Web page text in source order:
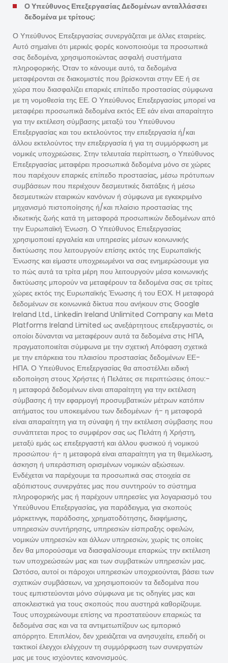
Ο Υπεύθυνος Επεξεργασίας Δεδομένων ανταλλάσσει
δεδομένα με τρίτους;
Ο Υπεύθυνος Επεξεργασίας συνεργάζεται με άλλες εταιρείες.
Αυτό σημαίνει ότι μερικές φορές κοινοποιούμε τα προσωπικά
σας δεδομένα, χρησιμοποιώντας ασφαλή συστήματα
πληροφορικής. Όταν το κάνουμε αυτό, τα δεδομένα
μεταφέρονται σε διακομιστές που βρίσκονται στην ΕΕ ή σε
χώρα που διασφαλίζει επαρκές επίπεδο προστασίας σύμφωνα
με τη νομοθεσία της ΕΕ. Ο Υπεύθυνος Επεξεργασίας μπορεί να
μεταφέρει προσωπικά δεδομένα εκτός ΕΕ εάν είναι απαραίτητο
για την εκτέλεση σύμβασης μεταξύ του Υπεύθυνου
Επεξεργασίας και του εκτελούντος την επεξεργασία ή/και
άλλου εκτελούντος την επεξεργασία ή για τη συμμόρφωση με
νομικές υποχρεώσεις. Στην τελευταία περίπτωση, ο Υπεύθυνος
Επεξεργασίας μεταφέρει προσωπικά δεδομένα μόνο σε χώρες
που παρέχουν επαρκές επίπεδο προστασίας, μέσω πρότυπων
συμβάσεων που περιέχουν δεσμευτικές διατάξεις ή μέσω
δεσμευτικών εταιρικών κανόνων ή σύμφωνα με εγκεκριμένο
μηχανισμό πιστοποίησης ή/και πλαίσιο προστασίας της
ιδιωτικής ζωής κατά τη μεταφορά προσωπικών δεδομένων από
την Ευρωπαϊκή Ένωση. Ο Υπεύθυνος Επεξεργασίας
χρησιμοποιεί εργαλεία και υπηρεσίες μέσων κοινωνικής
δικτύωσης που λειτουργούν επίσης εκτός της Ευρωπαϊκής
Ένωσης και είμαστε υποχρεωμένοι να σας ενημερώσουμε για
το πώς αυτά τα τρίτα μέρη που λειτουργούν μέσα κοινωνικής
δικτύωσης μπορούν να μεταφέρουν τα δεδομένα σας σε τρίτες
χώρες εκτός της Ευρωπαϊκής Ένωσης ή του ΕΟΧ. Η μεταφορά
δεδομένων σε κοινωνικά δίκτυα που ανήκουν στις Google
Ireland Ltd., Linkedin Ireland Unlimited Company και Meta
Platforms Ireland Limited ως ανεξάρτητους επεξεργαστές, οι
οποίοι δύνανται να μεταφέρουν αυτά τα δεδομένα στις ΗΠΑ,
πραγματοποιείται σύμφωνα με την σχετική Απόφαση σχετικά
με την επάρκεια του πλαισίου προστασίας δεδομένων ΕΕ-
ΗΠΑ. Ο Υπεύθυνος Επεξεργασίας θα αποστέλλει ειδική
ειδοποίηση στους Χρήστες ή Πελάτες σε περιπτώσεις όπου:-
η μεταφορά δεδομένων είναι απαραίτητη για την εκτέλεση
σύμβασης ή την εφαρμογή προσυμβατικών μέτρων κατόπιν
αιτήματος του υποκειμένου των δεδομένων· ή- ​​η μεταφορά
είναι απαραίτητη για τη σύναψη ή την εκτέλεση σύμβασης που
συνάπτεται προς το συμφέρον σας ως Πελάτη ή Χρήστη,
μεταξύ εμάς ως επεξεργαστή και άλλου φυσικού ή νομικού
προσώπου· ή- η μεταφορά είναι απαραίτητη για τη θεμελίωση,
άσκηση ή υπεράσπιση ορισμένων νομικών αξιώσεων.
Ενδέχεται να παρέχουμε τα προσωπικά σας στοιχεία σε
αξιόπιστους συνεργάτες μας που συντηρούν το σύστημα
πληροφορικής μας ή παρέχουν υπηρεσίες για λογαριασμό του
Υπεύθυνου Επεξεργασίας, για παράδειγμα, για σκοπούς
μάρκετινγκ, παράδοσης, χρηματοδότησης, διαφήμισης,
υπηρεσιών συντήρησης, υπηρεσιών είσπραξης οφειλών,
νομικών υπηρεσιών και άλλων υπηρεσιών, χωρίς τις οποίες
δεν θα μπορούσαμε να διασφαλίσουμε επαρκώς την εκτέλεση
των υποχρεώσεών μας και των συμβατικών υπηρεσιών μας.
Ωστόσο, αυτοί οι πάροχοι υπηρεσιών υποχρεούνται, βάσει των
σχετικών συμβάσεων, να χρησιμοποιούν τα δεδομένα που
τους εμπιστεύονται μόνο σύμφωνα με τις οδηγίες μας και
αποκλειστικά για τους σκοπούς που αυστηρά καθορίζουμε.
Τους υποχρεώνουμε επίσης να προστατεύουν επαρκώς τα
δεδομένα σας και να τα αντιμετωπίζουν ως εμπορικό
απόρρητο. Επιπλέον, δεν χρειάζεται να ανησυχείτε, επειδή οι
τακτικοί έλεγχοι ελέγχουν τη συμμόρφωση των συνεργατών
μας με τους ισχύοντες κανονισμούς.